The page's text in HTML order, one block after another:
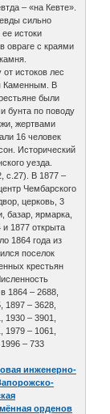
– «на Кевте».
сильно
истоки
овраге с краями
от истоков лес
Каменным. В
были
бунта по поводу
жертвами
16 человек
Исторический
уезда.
с.27). В 1877 –
Чембарского
церковь, 3
базар, ярмарка,
1877 открыта
1864 года из
поселок
крестьян
1864 – 2688,
1897 – 3628,
1930 – 3901,
1979 – 1061,
– 733
инженерно-
орденов